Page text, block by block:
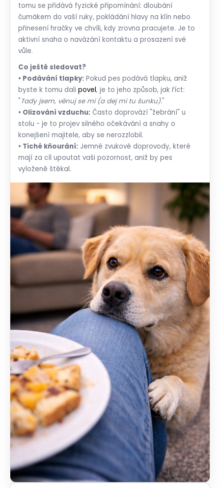
tomu se přidává fyzické připomínání: dloubání
čumákem do vaší ruky, pokládání hlavy na klín nebo
přinesení hračky ve chvíli, kdy zrovna pracujete. Je to
aktivní snaha o navázání kontaktu a prosazení své
vůle.
Co ještě sledovat?
• Podávání tlapky: Pokud pes podává tlapku, aniž
byste k tomu dali povel, je to jeho způsob, jak říct:
"Tady jsem, věnuj se mi (a dej mi tu šunku)."
• Olizování vzduchu: Často doprovází "žebrání" u
stolu - je to projev silného očekávání a snahy o
konejšení majitele, aby se nerozzlobil.
• Tiché kňourání: Jemné zvukové doprovody, které
mají za cíl upoutat vaši pozornost, aniž by pes
vyloženě štěkal.